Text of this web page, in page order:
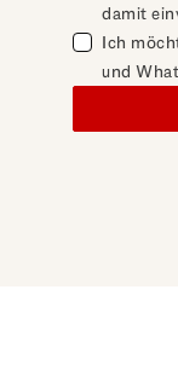
damit
Ich
und